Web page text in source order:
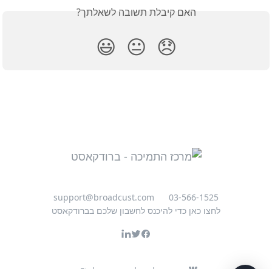
האם קיבלת תשובה לשאלתך?
😞
😐
😃
03-566-1525
support@broadcust.com
לחצו כאן כדי להיכנס לחשבון שלכם בברודקאסט